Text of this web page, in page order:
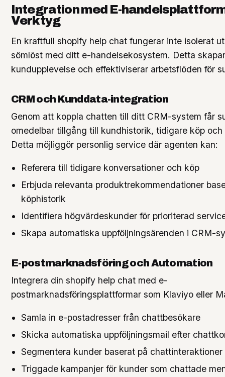
Integration med E-
Verktyg
En kraftfull shopify help chat fungerar inte isolerat
sömlöst med ditt e-handelsekosystem. Detta
kundupplevelse och effektiviserar arbetsflöden för
CRM och Kunddata-integration
Genom att koppla chatten till ditt CRM-system får
omedelbar tillgång till kundhistorik, tidigare köp och
Detta möjliggör personlig service där agenten kan:
Referera till tidigare konversationer och köp
Erbjuda relevanta produktrekommendationer
köphistorik
Identifiera högvärdeskunder för prioriterad
Skapa automatiska uppföljningsärenden i CRM-
E-postmarknadsföring och Automation
Integrera din shopify help chat med e-
postmarknadsföringsplattformar som Klaviyo eller
Samla in e-postadresser från chattbesökare
Skicka automatiska uppföljningsmail efter
Segmentera kunder baserat på chattinteraktioner
Triggade kampanjer för kunder som chattade